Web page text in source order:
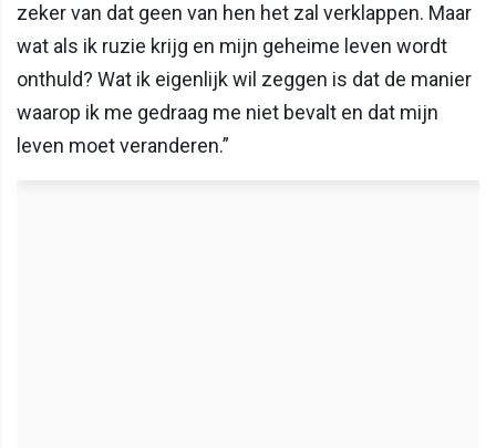
zeker van dat geen van hen het zal verklappen. Maar
wat als ik ruzie krijg en mijn geheime leven wordt
onthuld? Wat ik eigenlijk wil zeggen is dat de manier
waarop ik me gedraag me niet bevalt en dat mijn
leven moet veranderen.”